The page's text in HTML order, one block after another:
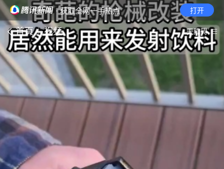
· 获取全网一手热点 打开
首页 视频 无障碍